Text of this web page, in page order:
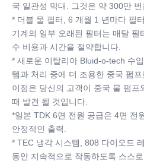
국 일관성 막대. 그것은 약 300만 번
* 더블 물 필터, 6 개월 1 년마다 필
기계의 일부 오래된 필터는 매달 필
수 비용과 시간을 절약합니다.
* 새로운 이탈리아 Bluid-o-tech 수
템과 처리 중에 더 조용한 중국 펌
이점은 당신의 고객이 중국 물 펌
때 발견 될 것입니다.
*일본 TDK 6면 전원 공급은 4면 전
안정적인 출력.
* TEC 냉각 시스템, 808 다이오드
동안 지속적으로 작동하도록 스스